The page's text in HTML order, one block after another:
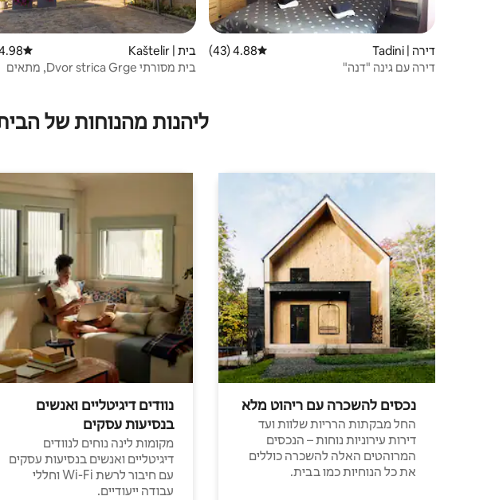
דירה | Tadini דירוג ממוצע של 4.88 מתוך 5, 43 ביקורות
4.88 (43)
דירה עם גינה "דנה"
בית | Kaštelir דירוג ממוצע של
(167)
בית מסורתי Dvor strica Grge, מתאים
ליהנות מהנוחות של
נכסים להשכרה עם ריהוט מלא
החל מבקתות הרריות שלוות ועד
דירות עירוניות נוחות – הנכסים
המרוהטים האלה להשכרה כוללים
את כל הנוחיות כמו בבית.
נוודים דיגיטליים ואנשים
בנסיעות עסקים
מקומות לינה נוחים לנוודים
דיגיטליים ואנשים בנסיעות עסקים
עם חיבור לרשת Wi-Fi וחללי
עבודה ייעודיים.